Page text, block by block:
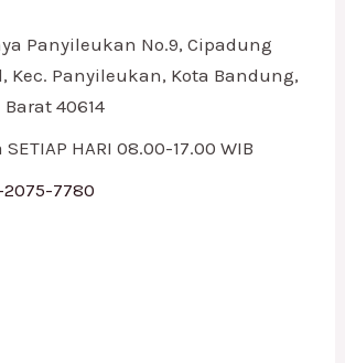
Panyileukan No.9, Cipadung
Kec. Panyileukan, Kota Bandung,
Barat 40614
SETIAP HARI 08.00-17.00 WIB
2075-7780